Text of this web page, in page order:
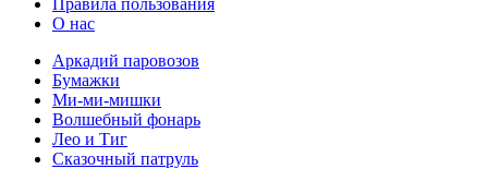
О нас
Аркадий паровозов
Бумажки
Ми-ми-мишки
Волшебный фонарь
Лео и Тиг
Сказочный патруль